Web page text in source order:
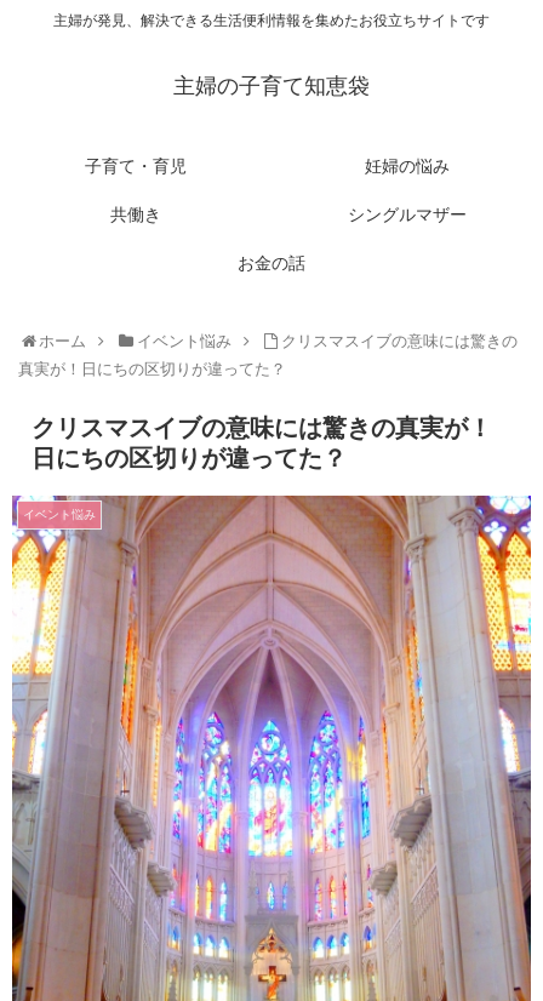
主婦が発見、解決できる生活便利情報を集めたお役立ちサイトです
主婦の子育て知恵袋
子育て・育児 妊婦の悩み
共働き シングルマザー
お金の話
ホーム イベント悩み
クリスマスイブの意味には驚きの
真実が！日にちの区切りが違ってた？
クリスマスイブの意味には驚きの真実が！
日にちの区切りが違ってた？
イベント悩み